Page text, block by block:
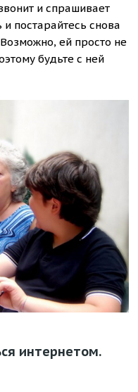
и спрашивает
постарайтесь снова
ей просто не
будьте с ней
интернетом.